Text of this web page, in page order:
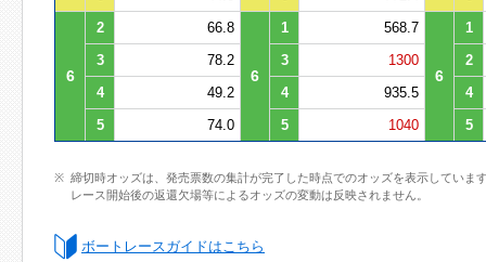
6
2 66.8
6
1 568.7
6
1
3
78.2 3 1300
2
4
49.2 4 935.5
4
5
74.0 5 1040 5
締切時オッズは、発売票数の集計が完了した時点でのオッズを表示していま
レース開始後の返還欠場等によるオッズの変動は反映されません。
ボートレースガイドはこちら